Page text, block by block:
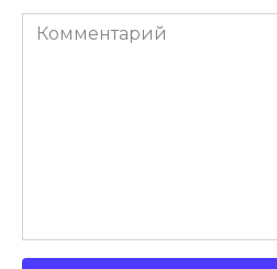
Комментарий